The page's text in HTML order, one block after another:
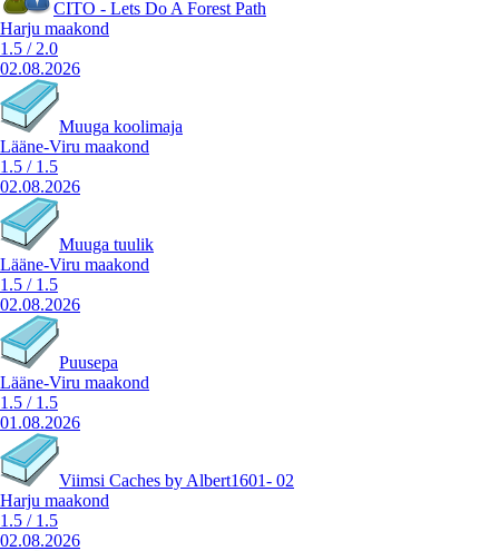
CITO - Lets Do A Forest Path
Harju maakond
1.5 / 2.0
02.08.2026
Muuga koolimaja
Lääne-Viru maakond
1.5 / 1.5
02.08.2026
Muuga tuulik
Lääne-Viru maakond
1.5 / 1.5
02.08.2026
Puusepa
Lääne-Viru maakond
1.5 / 1.5
01.08.2026
Viimsi Caches by Albert1601- 02
Harju maakond
1.5 / 1.5
02.08.2026